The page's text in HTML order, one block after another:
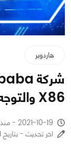
هاردوير
X86 والتوجه لمُعالجاتها الخاصة
2021-10-19 - منذ 4 سنوات
اخر تحديث - بتاريخ 2021-10-19